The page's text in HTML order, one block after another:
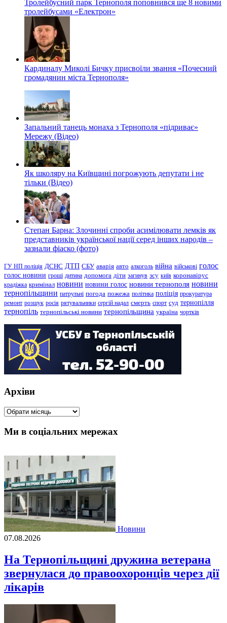
Тролейбусний парк Тернополя поповнився ще 8 новими
тролейбусами «Електрон»
Кардиналу Миколі Бичку присвоїли звання «Почесний
громадянин міста Тернополя»
Запальний танець монаха з Тернополя «підриває»
Мережу (Відео)
Як школяру на Київщині погрожують депутати і не
тільки (Відео)
Степан Барна: Злочинні спроби асимілювати лемків як
представників української нації серед інших народів –
зазнали фіаско (фото)
ГУ НП поліція ДСНС ДТП СБУ аварія авто алкоголь війна військові голос
голос новини гроші дитина допомога діти загинув зсу київ коронавірус
крадіжка кримінал новини новини голос новини тернополя новини
тернопільщини патрульні погода пожежа політика поліція прокуратура
ремонт розшук росія рятувальники сергій надал смерть спорт суд тернопілля
тернопіль тернопільські новини тернопільщина україна чортків
Архіви
Архіви
Ми в соціальних мережах
Новини
07.08.2026
На Тернопільщині дружина ветерана
звернулася до правоохоронців через дії
лікарів